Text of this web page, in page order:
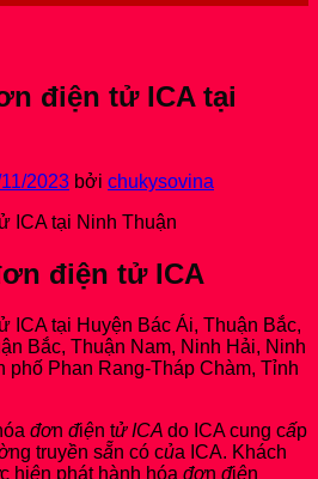
điện tử ICA tại
2023 bởi chukysovina
ICA tại Ninh Thuận
điện tử ICA
tại Huyện Bác Ái, Thuận Bắc,
Bắc, Thuận Nam, Ninh Hải, Ninh
Phan Rang-Tháp Chàm, Tỉnh
đơn điện tử ICA do ICA cung cấp
ng truyền sẵn có của ICA. Khách
c hiện phát hành hóa đơn điện